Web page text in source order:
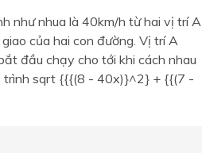
như nhua là 40km/h từ hai vị trí A
của hai con đường. Vị trí A
đầu chạy cho tới khi cách nhau
trình sqrt {{{(8 - 40x)}^2} + {{(7 -